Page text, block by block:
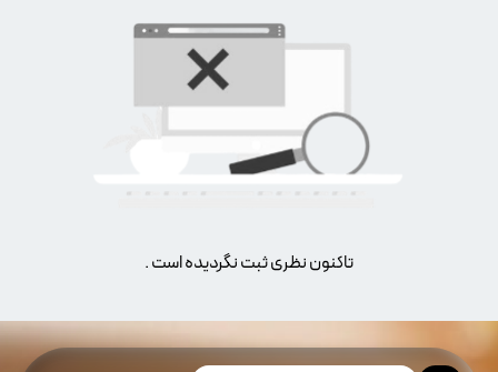
تاکنون نظری ثبت نگردیده است .